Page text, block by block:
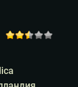
based
on
2